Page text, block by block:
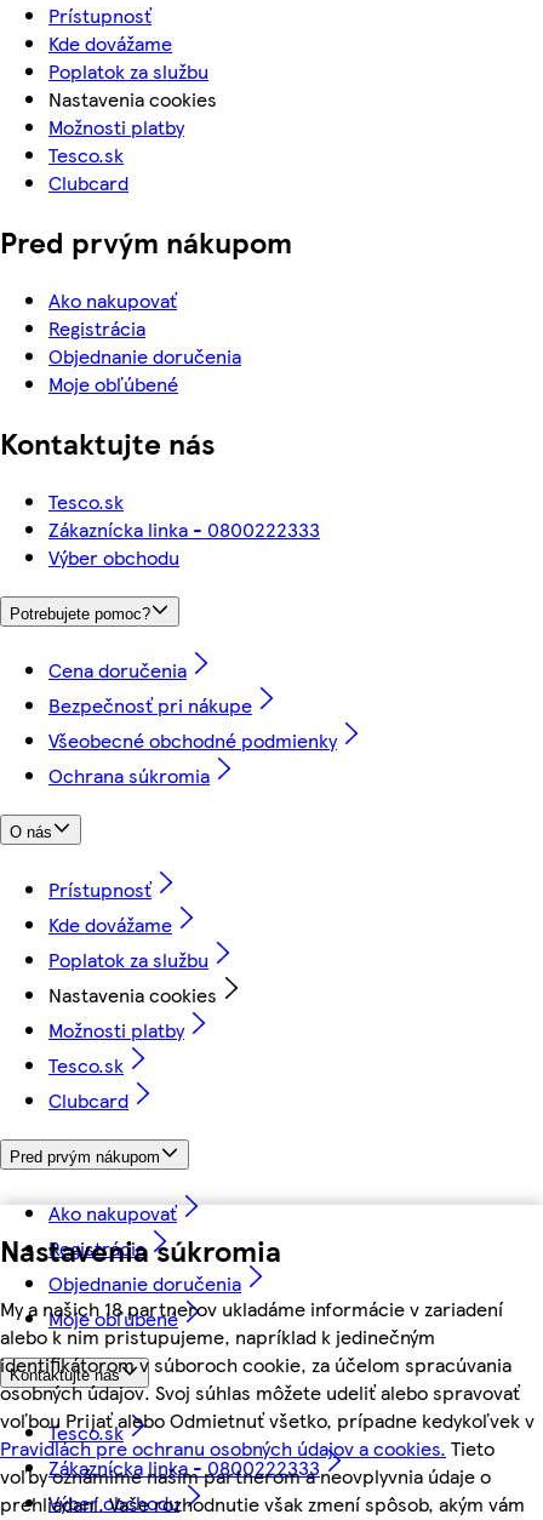
Nastavenia súkromia
My a našich 18 partnerov ukladáme informácie v zariadení
alebo k nim pristupujeme, napríklad k jedinečným
identifikátorom v súboroch cookie, za účelom spracúvania
osobných údajov. Svoj súhlas môžete udeliť alebo spravovať
voľbou Prijať alebo Odmietnuť všetko, prípadne kedykoľvek v
Pravidlách pre ochranu osobných údajov a cookies. Tieto
voľby oznámime našim partnerom a neovplyvnia údaje o
prehliadaní. Vaše rozhodnutie však zmení spôsob, akým vám
Prístupnosť
Kde dovážame
Poplatok za službu
Nastavenia cookies
Možnosti platby
Tesco.sk
Clubcard
Pred prvým nákupom
Ako nakupovať
Registrácia
Objednanie doručenia
Moje obľúbené
Kontaktujte nás
Tesco.sk
Zákaznícka linka - 0800222333
Výber obchodu
Potrebujete pomoc?
Cena doručenia
Bezpečnosť pri nákupe
Všeobecné obchodné podmienky
Ochrana súkromia
O nás
Prístupnosť
Kde dovážame
Poplatok za službu
Nastavenia cookies
Možnosti platby
Tesco.sk
Clubcard
Pred prvým nákupom
Ako nakupovať
Registrácia
Objednanie doručenia
Moje obľúbené
Kontaktujte nás
Tesco.sk
Zákaznícka linka - 0800222333
Výber obchodu